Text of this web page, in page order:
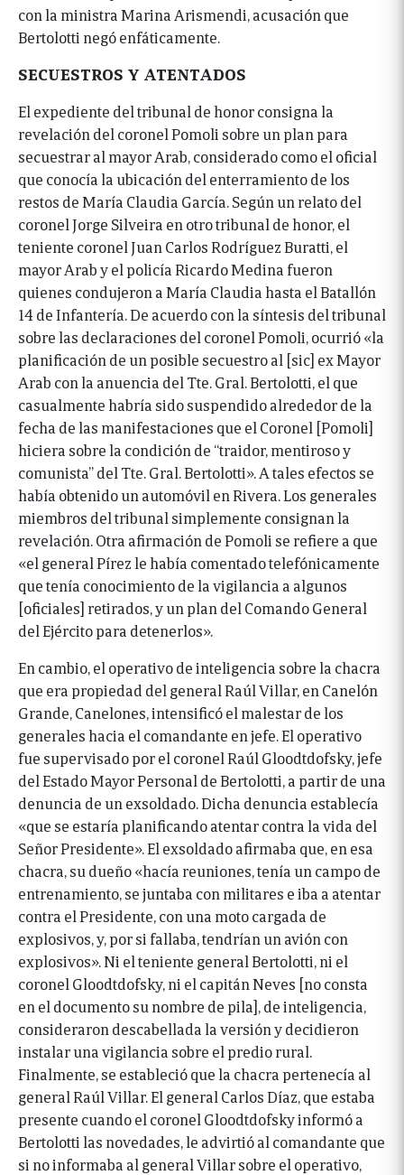
con la ministra Marina Arismendi, acusación que
Bertolotti negó enfáticamente.
SECUESTROS Y ATENTADOS
El expediente del tribunal de honor consigna la
revelación del coronel Pomoli sobre un plan para
secuestrar al mayor Arab, considerado como el oficial
que conocía la ubicación del enterramiento de los
restos de María Claudia García. Según un relato del
coronel Jorge Silveira en otro tribunal de honor, el
teniente coronel Juan Carlos Rodríguez Buratti, el
mayor Arab y el policía Ricardo Medina fueron
quienes condujeron a María Claudia hasta el Batallón
14 de Infantería. De acuerdo con la síntesis del tribunal
sobre las declaraciones del coronel Pomoli, ocurrió «la
planificación de un posible secuestro al [sic] ex Mayor
Arab con la anuencia del Tte. Gral. Bertolotti, el que
casualmente habría sido suspendido alrededor de la
fecha de las manifestaciones que el Coronel [Pomoli]
hiciera sobre la condición de “traidor, mentiroso y
comunista” del Tte. Gral. Bertolotti». A tales efectos se
había obtenido un automóvil en Rivera. Los generales
miembros del tribunal simplemente consignan la
revelación. Otra afirmación de Pomoli se refiere a que
«el general Pírez le había comentado telefónicamente
que tenía conocimiento de la vigilancia a algunos
[oficiales] retirados, y un plan del Comando General
del Ejército para detenerlos».
En cambio, el operativo de inteligencia sobre la chacra
que era propiedad del general Raúl Villar, en Canelón
Grande, Canelones, intensificó el malestar de los
generales hacia el comandante en jefe. El operativo
fue supervisado por el coronel Raúl Gloodtdofsky, jefe
del Estado Mayor Personal de Bertolotti, a partir de una
denuncia de un exsoldado. Dicha denuncia establecía
«que se estaría planificando atentar contra la vida del
Señor Presidente». El exsoldado afirmaba que, en esa
chacra, su dueño «hacía reuniones, tenía un campo de
entrenamiento, se juntaba con militares e iba a atentar
contra el Presidente, con una moto cargada de
explosivos, y, por si fallaba, tendrían un avión con
explosivos». Ni el teniente general Bertolotti, ni el
coronel Gloodtdofsky, ni el capitán Neves [no consta
en el documento su nombre de pila], de inteligencia,
consideraron descabellada la versión y decidieron
instalar una vigilancia sobre el predio rural.
Finalmente, se estableció que la chacra pertenecía al
general Raúl Villar. El general Carlos Díaz, que estaba
presente cuando el coronel Gloodtdofsky informó a
Bertolotti las novedades, le advirtió al comandante que
si no informaba al general Villar sobre el operativo,